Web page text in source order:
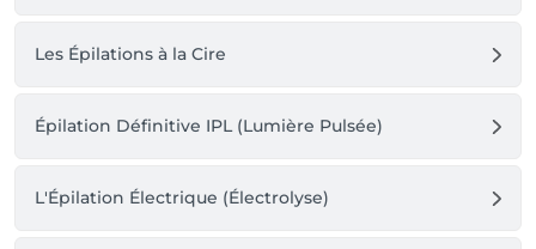
Les Épilations à la Cire
Épilation Définitive IPL (Lumière Pulsée)
L'Épilation Électrique (Électrolyse)